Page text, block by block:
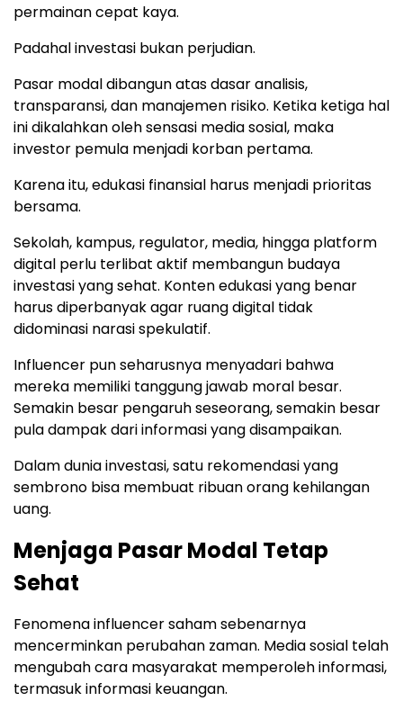
permainan cepat kaya.
Padahal investasi bukan perjudian.
Pasar modal dibangun atas dasar analisis,
transparansi, dan manajemen risiko. Ketika ketiga hal
ini dikalahkan oleh sensasi media sosial, maka
investor pemula menjadi korban pertama.
Karena itu, edukasi finansial harus menjadi prioritas
bersama.
Sekolah, kampus, regulator, media, hingga platform
digital perlu terlibat aktif membangun budaya
investasi yang sehat. Konten edukasi yang benar
harus diperbanyak agar ruang digital tidak
didominasi narasi spekulatif.
Influencer pun seharusnya menyadari bahwa
mereka memiliki tanggung jawab moral besar.
Semakin besar pengaruh seseorang, semakin besar
pula dampak dari informasi yang disampaikan.
Dalam dunia investasi, satu rekomendasi yang
sembrono bisa membuat ribuan orang kehilangan
uang.
Menjaga Pasar Modal Tetap
Sehat
Fenomena influencer saham sebenarnya
mencerminkan perubahan zaman. Media sosial telah
mengubah cara masyarakat memperoleh informasi,
termasuk informasi keuangan.